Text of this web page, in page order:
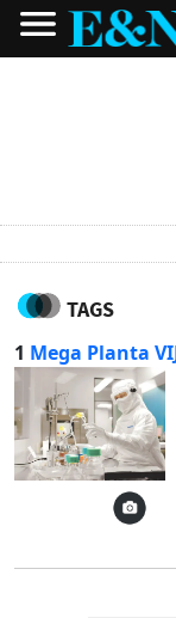
TAGS
1 Mega Planta